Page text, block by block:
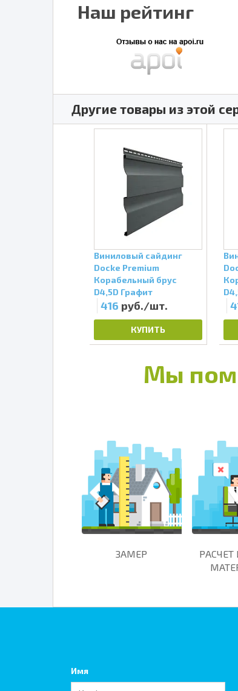
Наш рейтинг
Другие товары из этой
Виниловый сайдинг
Docke Premium
Корабельный брус
D4,5D Графит
416 руб./шт.
КУПИТЬ
Мы
ЗАМЕР
Имя